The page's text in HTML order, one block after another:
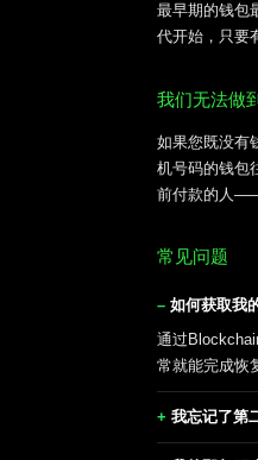
最早期的钱包
代开始，只要
我们无法做
如果您既没有
机号码的钱包
前付款的人——
常见问题
如何获取我
通过
常就能完成恢
我忘记了第